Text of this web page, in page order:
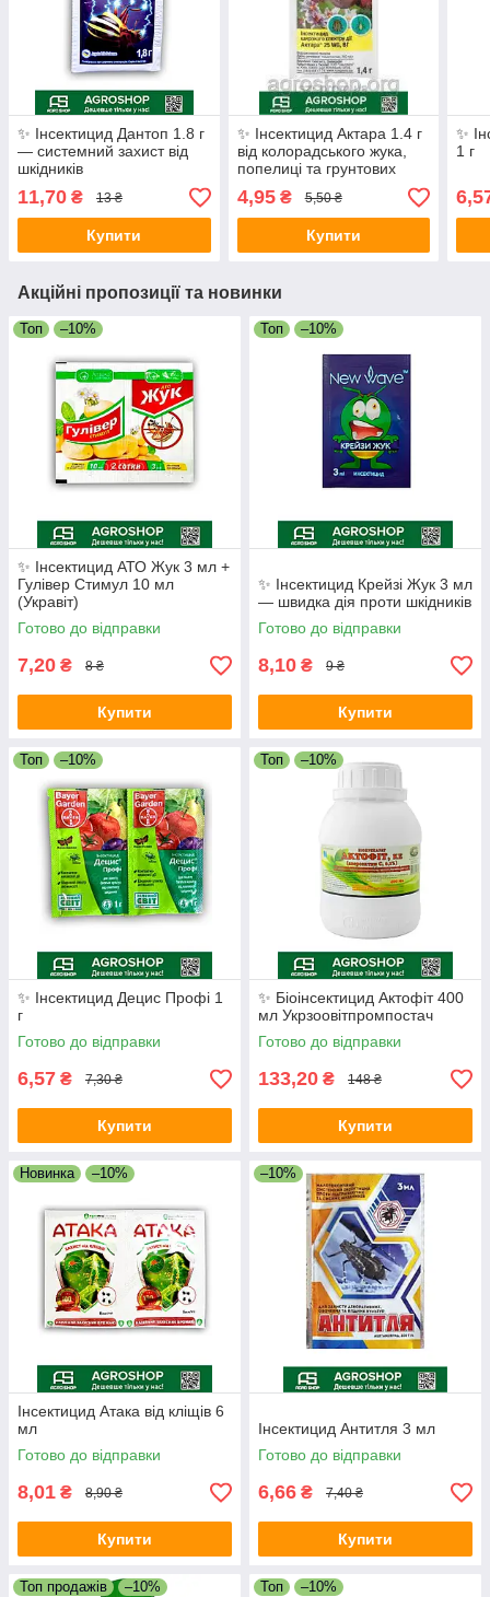
✨ Інсектицид Дантоп 1.8 г
— системний захист від
шкідників
11,70 ₴ 13 ₴
Купити
✨ Інсектицид Актара 1.4 г
від колорадського жука,
попелиці та грунтових
шкідників
4,95₴ 5,50 ₴
Купити
✨
1 г
Акційні пропозиції та новинки
Топ –10%
✨ Інсектицид АТО Жук 3 мл +
Гулівер Стимул 10 мл
(Укравіт)
Готово до відправки
7,20 ₴ 8 ₴
Купити
Топ –10%
✨ Інсектицид Крейзі Жук 3 мл
— швидка дія проти шкідників
Готово до відправки
8,10 ₴ 9 ₴
Купити
Топ –10%
✨ Інсектицид Децис Профі 1
г
Готово до відправки
6,57 ₴ 7,30 ₴
Купити
Топ –10%
✨ Біоінсектицид Актофіт 400
мл Укрзоовітпромпостач
Готово до відправки
133,20 ₴ 148 ₴
Купити
Новинка –10%
Інсектицид Атака від кліщів 6
мл
Готово до відправки
8,01 ₴ 8,90 ₴
Купити
–10%
Інсектицид Антитля 3 мл
Готово до відправки
6,66 ₴ 7,40 ₴
Купити
Топ продажів –10% Топ –10%